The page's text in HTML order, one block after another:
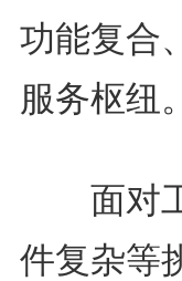
功能复合
服务枢纽。
面对工
件复杂等